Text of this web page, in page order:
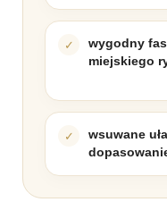
wygodny
miejskiego
wsuwane